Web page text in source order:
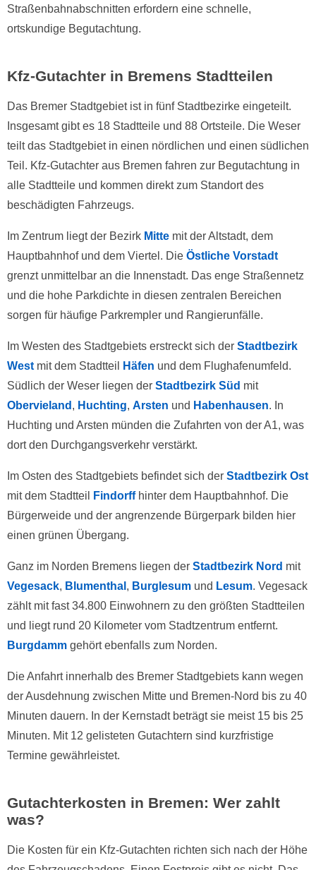
Straßenbahnabschnitten erfordern eine schnelle,
ortskundige Begutachtung.
Kfz-Gutachter in Bremens Stadtteilen
Das Bremer Stadtgebiet ist in fünf Stadtbezirke eingeteilt.
Insgesamt gibt es 18 Stadtteile und 88 Ortsteile. Die Weser
teilt das Stadtgebiet in einen nördlichen und einen südlichen
Teil. Kfz-Gutachter aus Bremen fahren zur Begutachtung in
alle Stadtteile und kommen direkt zum Standort des
beschädigten Fahrzeugs.
Im Zentrum liegt der Bezirk Mitte mit der Altstadt, dem
Hauptbahnhof und dem Viertel. Die Östliche Vorstadt
grenzt unmittelbar an die Innenstadt. Das enge Straßennetz
und die hohe Parkdichte in diesen zentralen Bereichen
sorgen für häufige Parkrempler und Rangierunfälle.
Im Westen des Stadtgebiets erstreckt sich der Stadtbezirk
West mit dem Stadtteil Häfen und dem Flughafenumfeld.
Südlich der Weser liegen der Stadtbezirk Süd mit
Obervieland , Huchting, Arsten und Habenhausen. In
Huchting und Arsten münden die Zufahrten von der A1, was
dort den Durchgangsverkehr verstärkt.
Im Osten des Stadtgebiets befindet sich der Stadtbezirk Ost
mit dem Stadtteil
Findorffhinter dem Hauptbahnhof. Die
Bürgerweide und der angrenzende Bürgerpark bilden hier
einen grünen Übergang.
Ganz im Norden Bremens liegen der Stadtbezirk Nord mit
Vegesack, Blumenthal , Burglesum und Lesum. Vegesack
zählt mit fast 34.800 Einwohnern zu den größten Stadtteilen
und liegt rund 20 Kilometer vom Stadtzentrum entfernt.
Burgdamm gehört ebenfalls zum Norden.
Die Anfahrt innerhalb des Bremer Stadtgebiets kann wegen
der Ausdehnung zwischen Mitte und Bremen-Nord bis zu 40
Minuten dauern. In der Kernstadt beträgt sie meist 15 bis 25
Minuten. Mit 12 gelisteten Gutachtern sind kurzfristige
Termine gewährleistet.
Gutachterkosten in Bremen: Wer zahlt
was?
Die Kosten für ein Kfz-Gutachten richten sich nach der Höhe